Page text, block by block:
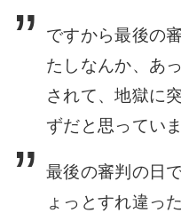
ですから最後の
たしなんか、あ
されて、地獄に
ずだと思っていま
最後の審判の日
ょっとすれ違っ